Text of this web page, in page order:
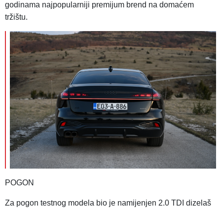
godinama najpopularniji premijum brend na domaćem
tržištu.
POGON
Za pogon testnog modela bio je namijenjen 2.0 TDI dizelaš